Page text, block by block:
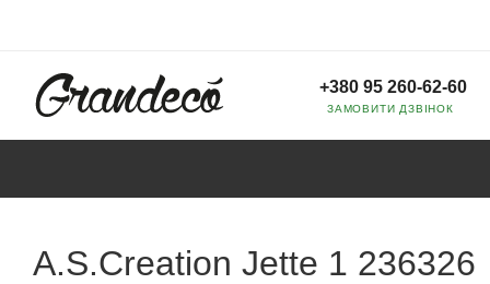
+380 95 260-62-60
ЗАМОВИТИ ДЗВІНОК
A.S.Creation Jette 1 236326